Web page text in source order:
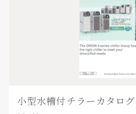
小型水槽付チラーカタロ